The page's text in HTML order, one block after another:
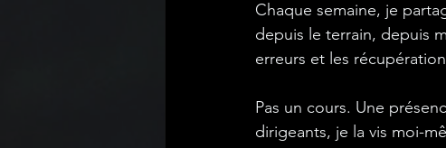
Chaque semaine, je
depuis le terrain, depuis
erreurs et les
Pas un cours. Une
dirigeants, je la vis moi-